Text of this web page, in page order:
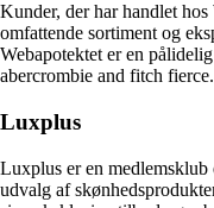
Kunder, der har handlet
omfattende sortiment og
Webapotektet er en
abercrombie and fitch fierce.
Luxplus
Luxplus er en
udvalg af